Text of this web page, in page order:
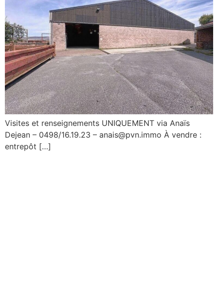
Visites et renseignements UNIQUEMENT via Anaïs
Dejean – 0498/16.19.23 – anais@pvn.immo À vendre :
entrepôt […]